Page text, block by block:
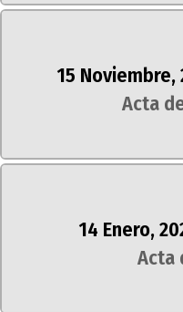
15 Noviembre,
Acta
14 Enero,
Acta